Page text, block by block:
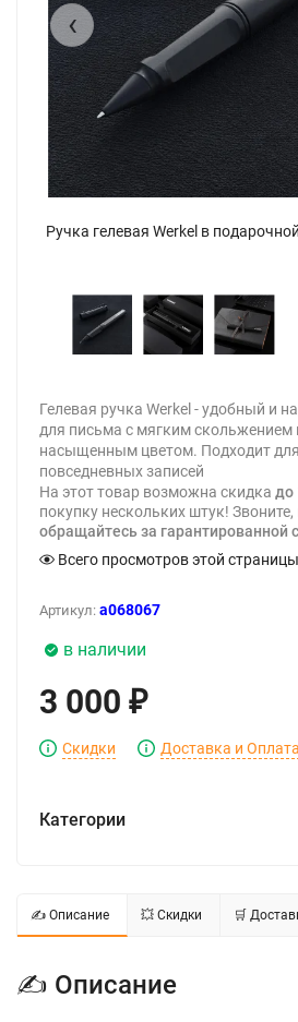
‹
Гелевая ручка Werkel - удобный и
для письма с мягким скольжением
насыщенным цветом. Подходит
повседневных записей
На этот товар возможна скидка до
покупку нескольких штук! Звоните,
обращайтесь за гарантированной
Всего просмотров этой
Артикул: a068067
в наличии
3 000 ₽
Скидки Доставка и Оплата
Категории
✍ Описание 💥 Скидки 🛒
✍ Описание